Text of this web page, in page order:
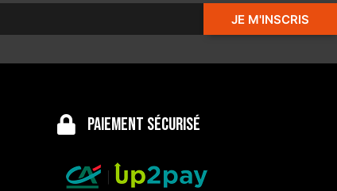
JE M'INSCRIS
Paiement sécurisé